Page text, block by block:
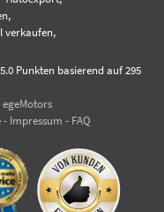
verkaufen,
Punkten basierend auf 295
- Impressum - FAQ